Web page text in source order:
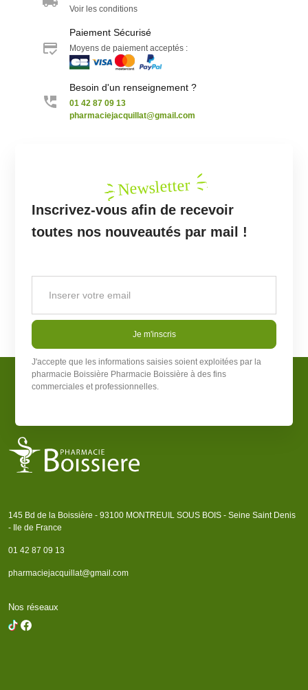
Voir les conditions
Paiement Sécurisé
Moyens de paiement acceptés :
Besoin d'un renseignement ?
01 42 87 09 13
pharmaciejacquillat@gmail.com
Newsletter
Inscrivez-vous afin de recevoir
toutes nos nouveautés par mail !
Je m'inscris
J'accepte que les informations saisies soient exploitées par la
pharmacie Boissière Pharmacie Boissière à des fins
commerciales et professionnelles.
145 Bd de la Boissière - 93100 MONTREUIL SOUS BOIS - Seine Saint Denis
- Ile de France
01 42 87 09 13
pharmaciejacquillat@gmail.com
Nos réseaux